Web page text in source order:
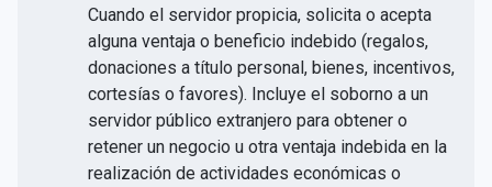
Cuando el servidor propicia, solicita o acepta
alguna ventaja o beneficio indebido (regalos,
donaciones a título personal, bienes, incentivos,
cortesías o favores). Incluye el soborno a un
servidor público extranjero para obtener o
retener un negocio u otra ventaja indebida en la
realización de actividades económicas o